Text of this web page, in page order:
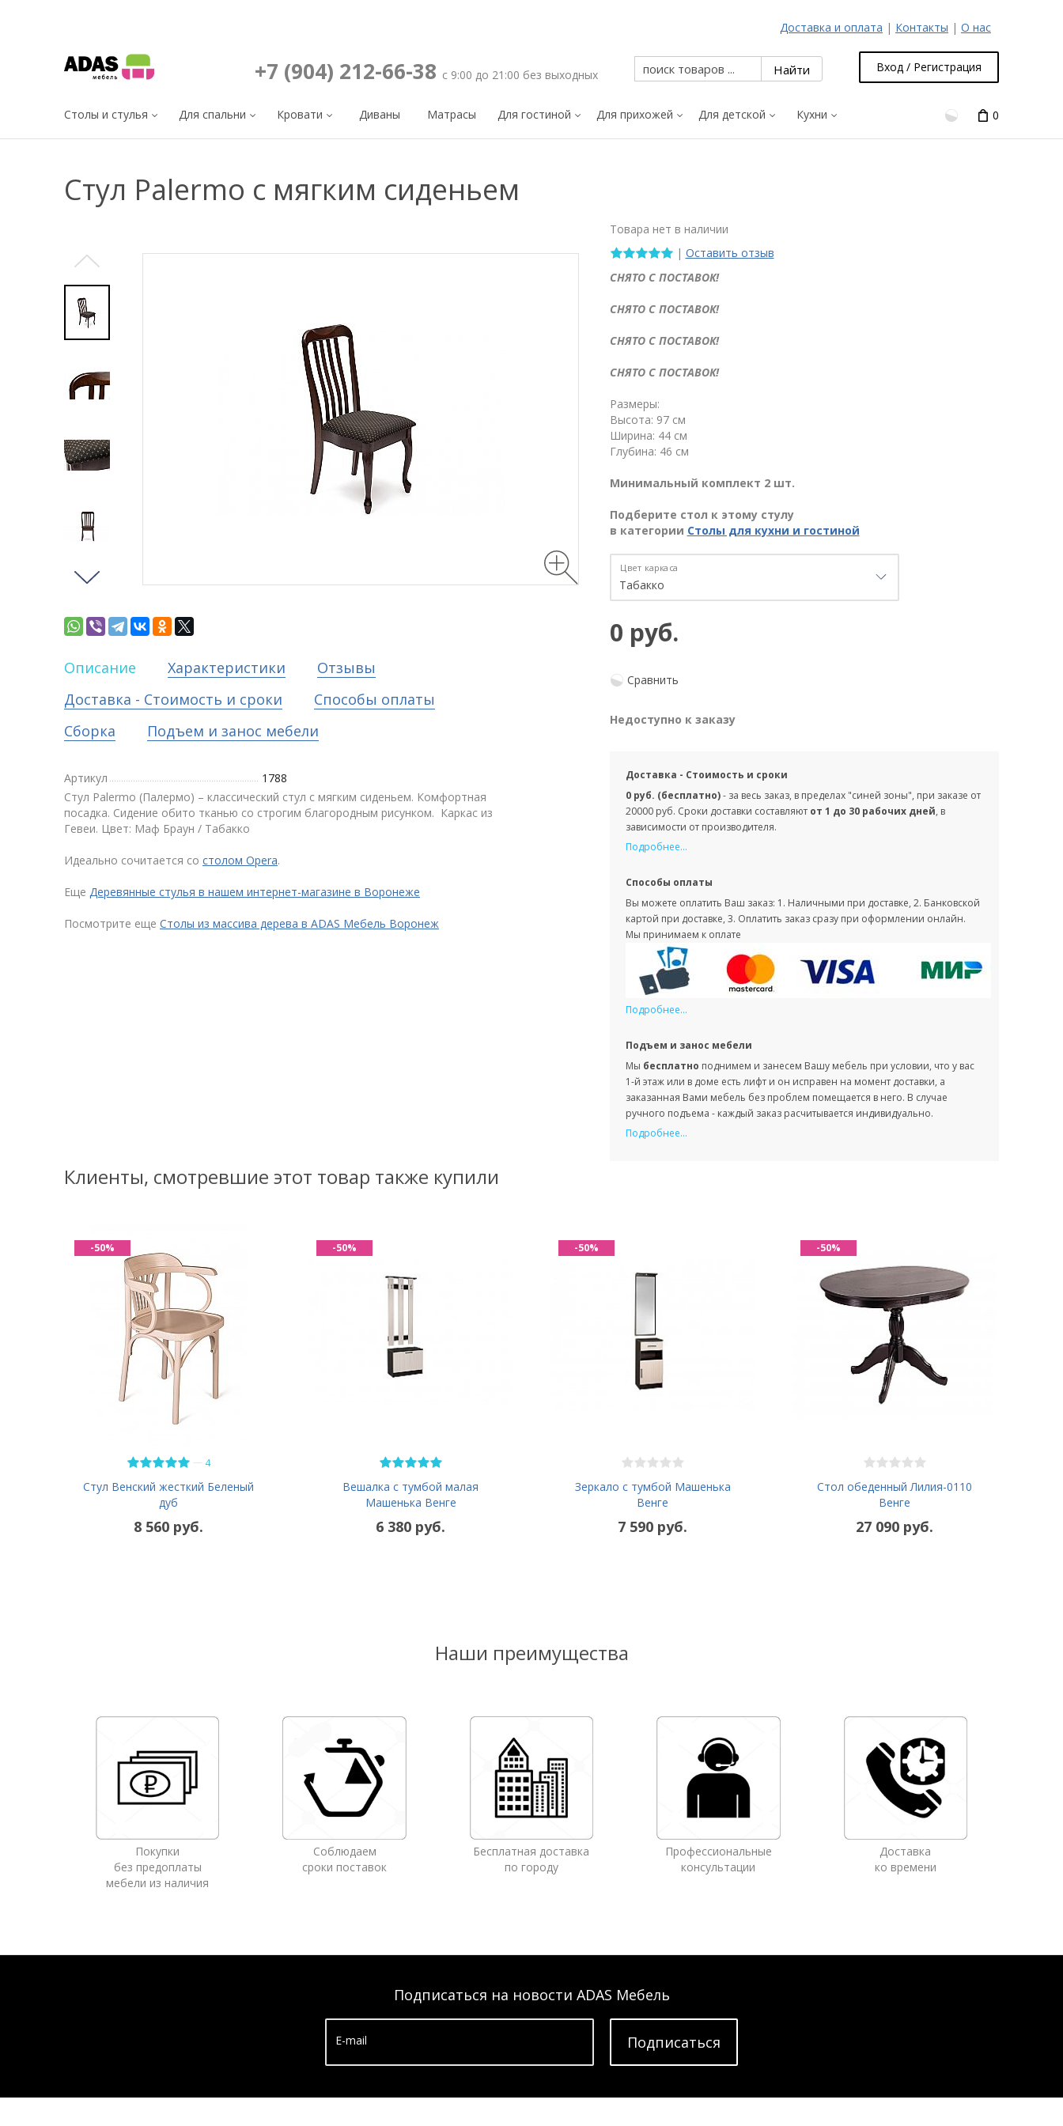
Доставка и оплата | Контакты | О нас
+7 (904) 212-66-38 с 9:00 до 21:00 без выходных
Вход / Регистрация
Столы и стулья Для спальни Кровати Диваны Матрасы Для гостиной Для прихожей Для детской Кухни 0
Cтул Palermo с мягким сиденьем
Товара нет в наличии
| Оставить отзыв
СНЯТО С ПОСТАВОК!
СНЯТО С ПОСТАВОК!
СНЯТО С ПОСТАВОК!
СНЯТО С ПОСТАВОК!
Размеры:
Высота: 97 см
Ширина: 44 см
Глубина: 46 см
Минимальный комплект 2 шт.
Подберите стол к этому стулу
в категории Столы для кухни и гостиной
Цвет каркаса
0 руб.
Сравнить
Недоступно к заказу
Доставка - Стоимость и сроки
0 руб. (бесплатно)- за весь заказ, в пределах "синей зоны", при заказе от
20000 руб. Сроки доставки составляют от 1 до 30 рабочих дней, в
зависимости от производителя.
Подробнее...
Способы оплаты
Вы можете оплатить Ваш заказ: 1. Наличными при доставке, 2. Банковской
картой при доставке, 3. Оплатить заказ сразу при оформлении онлайн.
Мы принимаем к оплате
Подробнее...
Подъем и занос мебели
Мы бесплатно поднимем и занесем Вашу мебель при условии, что у вас
1-й этаж или в доме есть лифт и он исправен на момент доставки, а
заказанная Вами мебель без проблем помещается в него. В случае
ручного подъема - каждый заказ расчитывается индивидуально.
Подробнее...
Описание Характеристики
Отзывы
Доставка - Стоимость и сроки
Способы оплаты
Сборка
Подъем и занос мебели
Артикул
1788
Cтул Palermo (Палермо) – классический стул с мягким сиденьем. Комфортная
посадка. Сидение обито тканью со строгим благородным рисунком. Каркас из
Гевеи. Цвет: Маф Браун / Табакко
Идеально сочитается со столом Opera.
Еще Деревянные стулья в нашем интернет-магазине в Воронеже
Посмотрите еще Столы из массива дерева в ADAS Мебель Воронеж
Клиенты, смотревшие этот товар также купили
— 4
Стул Венский жесткий Беленый
дуб
8 560 руб.
-50%
Вешалка с тумбой малая
Машенька Венге
6 380 руб.
-50%
Зеркало с тумбой Машенька
Венге
7 590 руб.
-50%
Стол обеденный Лилия-0110
Венге
27 090 руб.
-50%
Наши преимущества
Покупки
без предоплаты
мебели из наличия
Соблюдаем
сроки поставок
Бесплатная доставка
по городу
Профессиональные
консультации
Доставка
ко времени
Подписаться на новости ADAS Мебель
E-mail Подписатьcя